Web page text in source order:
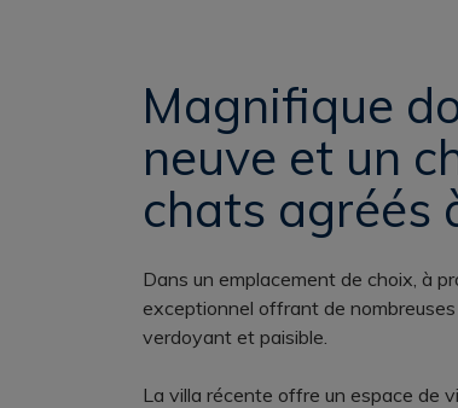
Magnifique
neuve et un
chats agréés
Dans un emplacement de choix, à
exceptionnel offrant de
verdoyant et paisible.
La villa récente offre un espace de